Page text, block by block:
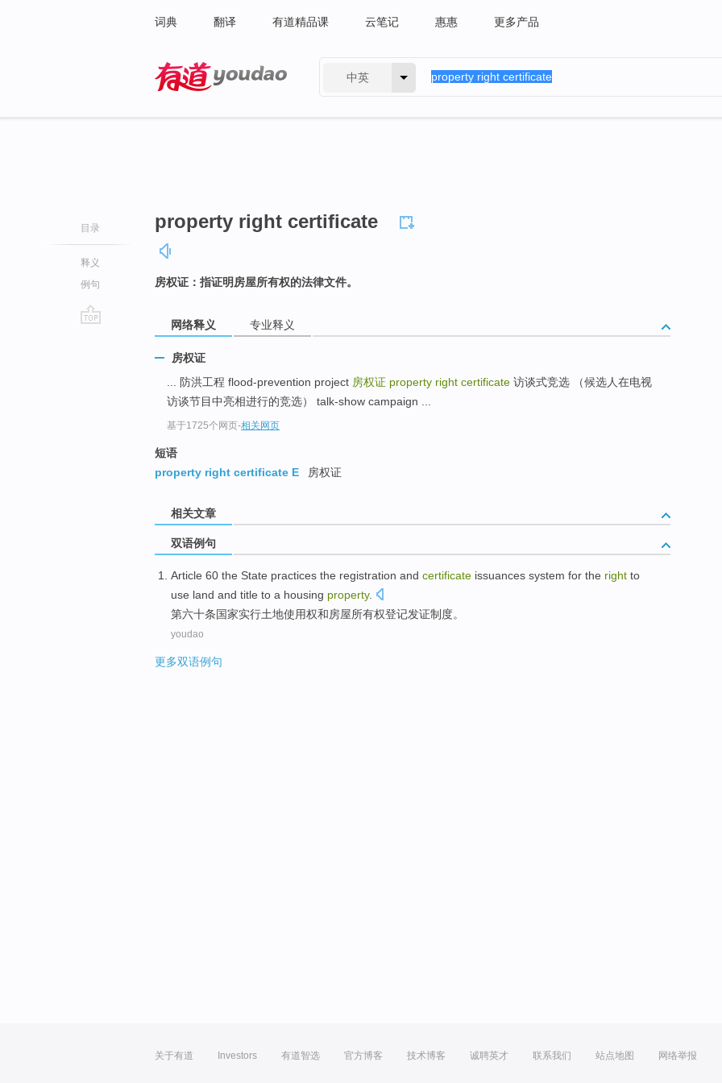
词典 翻译 有道精品课 云笔记 惠惠 更多产品
中英
目录
释义
例句
property right certificate
房权证：指证明房屋所有权的法律文件。
网络释义 专业释义
房权证
... 防洪工程 flood-prevention project 房权证 property right certificate 访谈式竞选 （候选人在电视
访谈节目中亮相进行的竞选） talk-show campaign ...
基于1725个网页-相关网页
短语
property right certificate E
房权证
相关文章
双语例句
Article 60 the State practices the registration and certificate issuances system for the right to
use land and title to a housing property.
第六十条国家实行土地使用权和房屋所有权登记发证制度。
youdao
更多双语例句
关于有道 Investors 有道智选 官方博客 技术博客 诚聘英才 联系我们 站点地图 网络举报